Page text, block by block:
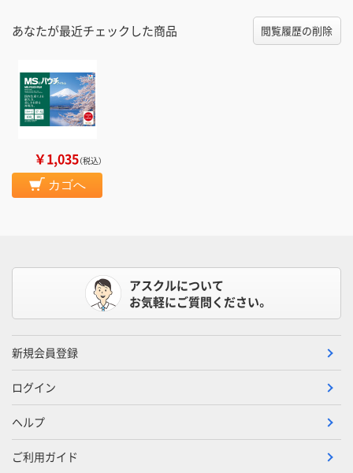
あなたが最近チェックした商品 閲覧履歴の削除
￥1,035（税込）
カゴへ
アスクルについて
お気軽にご質問ください。
新規会員登録
ログイン
ヘルプ
ご利用ガイド